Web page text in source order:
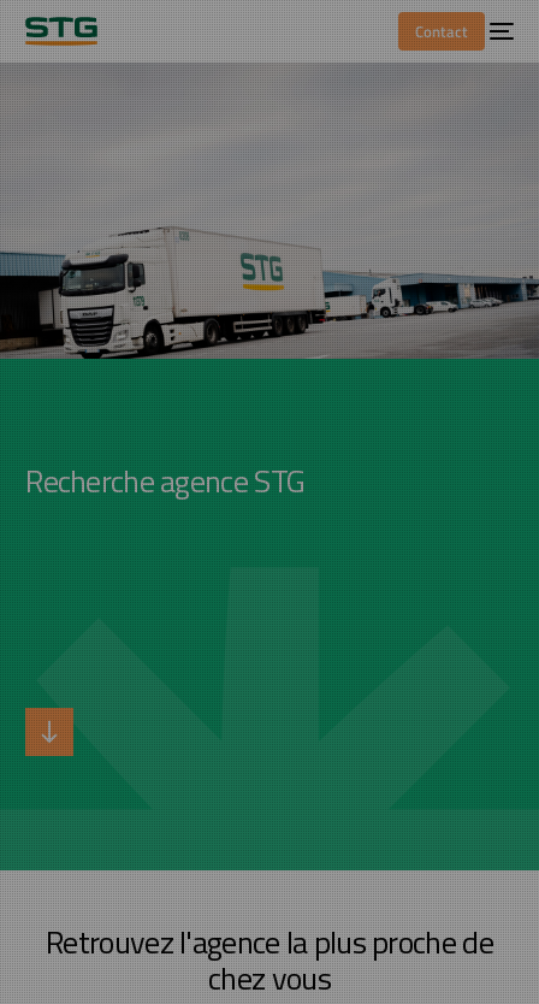
Contact
Recherche agence STG
Retrouvez l'agence la plus proche de
chez vous